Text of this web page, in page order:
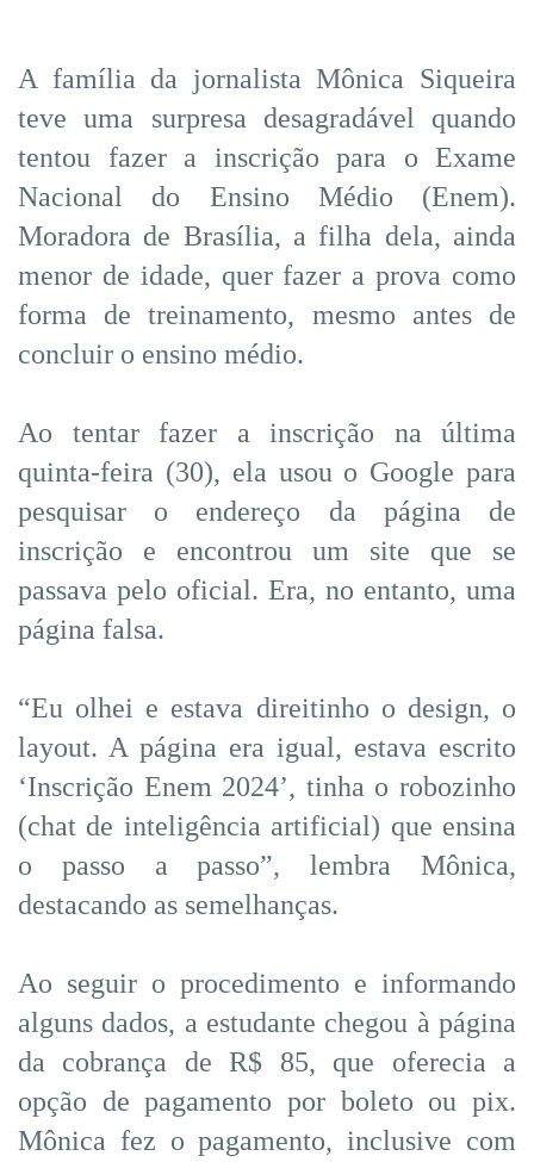
A família da jornalista Mônica Siqueira
teve uma surpresa desagradável quando
tentou fazer a inscrição para o Exame
Nacional do Ensino Médio (Enem).
Moradora de Brasília, a filha dela, ainda
menor de idade, quer fazer a prova como
forma de treinamento, mesmo antes de
concluir o ensino médio.
Ao tentar fazer a inscrição na última
quinta-feira (30), ela usou o Google para
pesquisar o endereço da página de
inscrição e encontrou um site que se
passava pelo oficial. Era, no entanto, uma
página falsa.
“Eu olhei e estava direitinho o design, o
layout. A página era igual, estava escrito
‘Inscrição Enem 2024’, tinha o robozinho
(chat de inteligência artificial) que ensina
o passo a passo”, lembra Mônica,
destacando as semelhanças.
Ao seguir o procedimento e informando
alguns dados, a estudante chegou à página
da cobrança de R$ 85, que oferecia a
opção de pagamento por boleto ou pix.
Mônica fez o pagamento, inclusive com